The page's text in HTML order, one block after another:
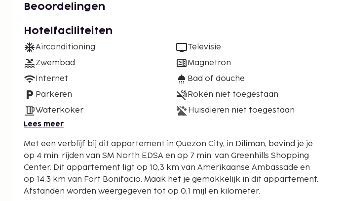
Beoordelingen
Hotelfaciliteiten
Airconditioning
Zwembad
Internet
Parkeren
Waterkoker
Televisie
Magnetron
Bad of douche
Roken niet toegestaan
Huisdieren niet toegestaan
Lees meer
Met een verblijf bij dit appartement in Quezon City, in Diliman, bevind je je
op 4 min. rijden van SM North EDSA en op 7 min. van Greenhills Shopping
Center. Dit appartement ligt op 10,3 km van Amerikaanse Ambassade en
op 14,3 km van Fort Bonifacio. Maak het je gemakkelijk in dit appartement.
Afstanden worden weergegeven tot op 0,1 mijl en kilometer.